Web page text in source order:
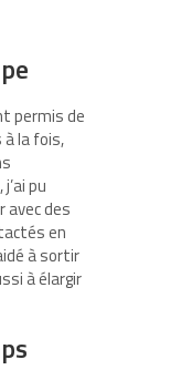
permis de
la fois,
pu
avec des
en
à sortir
à élargir